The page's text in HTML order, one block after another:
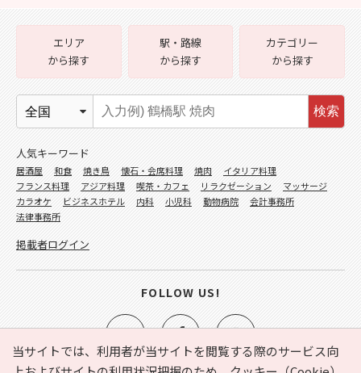
当サイトでは、利用者が当サイトを閲覧する際のサービス向
エリア
から探す
駅・路線
から探す
カテゴリー
から探す
検索
人気キーワード
居酒屋 和食 焼き鳥 懐石・会席料理 焼肉
イタリア料理
フランス料理
アジア料理 喫茶・カフェ リラクゼーション
マッサージ
カラオケ
ビジネスホテル 内科 小児科 動物病院
会計事務所
法律事務所
掲載者ログイン
FOLLOW US!